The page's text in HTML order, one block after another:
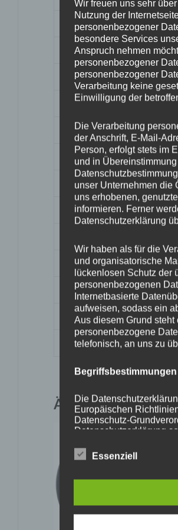
Breite
Design
Durchmesser
Fertigung
Hersteller
Lochkreis
Hinweis
Mittellochbohrung
Nabenbohrung
PCD
Traglast
Ähnliche Produkte
Wir freuen uns sehr
Nutzung der
personenbezogener
besondere Services
Anspruch nehmen
personenbezogener
personenbezogener
Verarbeitung keine
Einwilligung der
Die Verarbeitung
der Anschrift, E-Mail-
Person, erfolgt stets im
und in
unser Unternehmen die
uns erhobenen,
informieren. Ferner
Datenschutzerklärung
Wir haben als für die
und organisatorische
lückenlosen Schutz der
personenbezogenen
Internetbasierte
aufweisen, sodass ein
Aus diesem Grund steht
personenbezogene
telefonisch, an uns zu
Begriffsbestimmungen
Die
Europäischen
Datenschutz-
Datenschutzerklärung
dies zu gewährleisten,
Begrifflichkeiten erläutern.
Wir verwenden in
Essenziell